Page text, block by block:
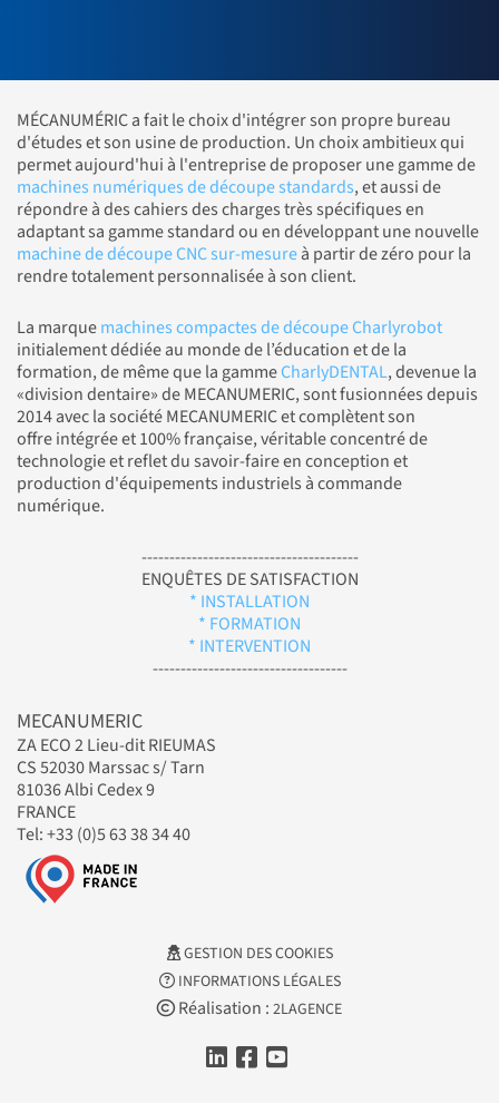
MÉCANUMÉRIC a fait le choix d'intégrer son propre bureau
d'études et son usine de production. Un choix ambitieux qui
permet aujourd'hui à l'entreprise de proposer une gamme de
machines numériques de découpe standards, et aussi de
répondre à des cahiers des charges très spécifiques en
adaptant sa gamme standard ou en développant une nouvelle
machine de découpe CNC sur-mesureà partir de zéro pour la
rendre totalement personnalisée à son client.
La marquemachines compactes de découpe Charlyrobot
initialement dédiée au monde de l’éducation et de la
formation, de même que la gammeCharlyDENTAL, devenue la
«division dentaire» de MECANUMERIC, sont fusionnées depuis
2014 avec la société MECANUMERIC et complètent son
offre intégrée et 100% française, véritable concentré de
technologie et reflet du savoir-faire en conception et
production d'équipements industriels à commande
numérique.
---------------------------------------
ENQUÊTES DE SATISFACTION
* INSTALLATION
* FORMATION
* INTERVENTION
-----------------------------------
MECANUMERIC
ZA ECO 2 Lieu-dit RIEUMAS
CS 52030 Marssac s/ Tarn
81036 Albi Cedex 9
FRANCE
Tel: +33 (0)5 63 38 34 40
GESTION DES COOKIES
INFORMATIONS LÉGALES
Réalisation : 2LAGENCE